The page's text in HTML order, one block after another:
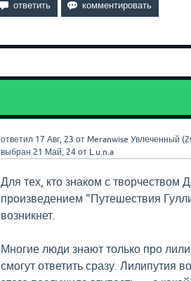
ответил 17 Авг, 23 от Meranwise Увлеченный (
выбран 21 Май, 24 от L.u.n.a
Для тех, кто знаком с
произведением "Путешествия
возникнет.
Многие люди знают только про
смогут ответить сразу. Лилипутия